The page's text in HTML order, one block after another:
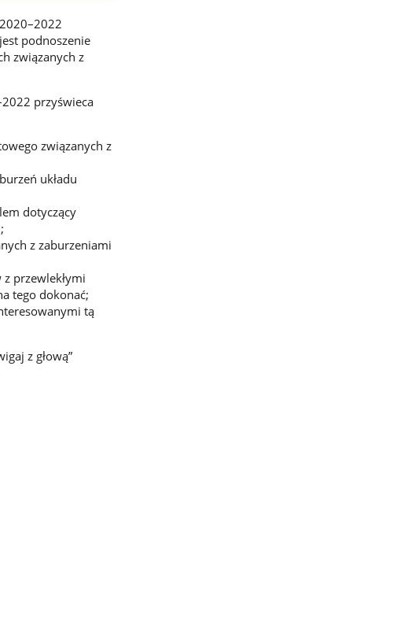
podnoszenie
związanych z
przyświeca
związanych z
układu
dotyczący
z zaburzeniami
przewlekłymi
tego dokonać;
tą
z głową”